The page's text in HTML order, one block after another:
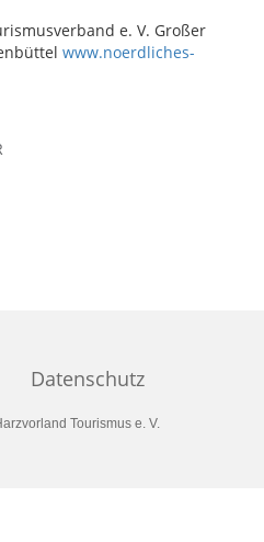
e. V. Großer
www.noerdliches-
Datenschutz
Tourismus e. V.